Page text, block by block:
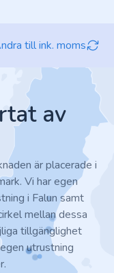
till ink. moms
av
är placerade i
Vi har egen
i Falun samt
mellan dessa
tillgänglighet
utrustning